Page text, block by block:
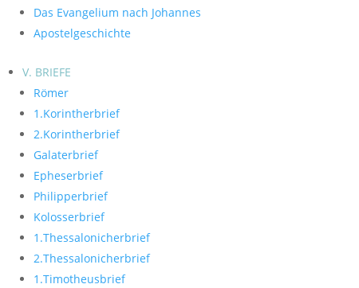
Das Evangelium nach Johannes
Apostelgeschichte
V. BRIEFE
Römer
1.Korintherbrief
2.Korintherbrief
Galaterbrief
Epheserbrief
Philipperbrief
Kolosserbrief
1.Thessalonicherbrief
2.Thessalonicherbrief
1.Timotheusbrief